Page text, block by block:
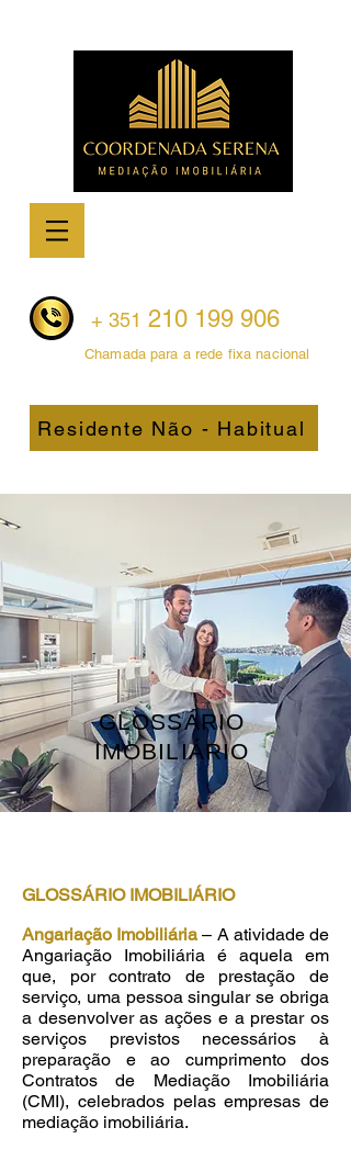
+ 351 210 199 906
Chamada para a rede fixa nacional
Residente Não - Habitual
GLOSSÁRIO
IMOBILIÁRIO
GLOSSÁRIO IMOBILIÁRIO
Angariação Imobiliária – A atividade de
Angariação Imobiliária é aquela em
que, por contrato de prestação de
serviço, uma pessoa singular se obriga
a desenvolver as ações e a prestar os
serviços previstos necessários à
preparação e ao cumprimento dos
Contratos de Mediação Imobiliária
(CMI), celebrados pelas empresas de
mediação imobiliária.